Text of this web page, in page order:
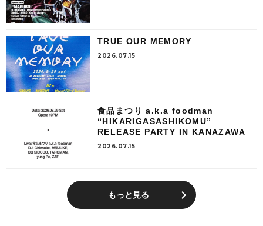
TRUE OUR MEMORY
2026.07.15
食品まつり a.k.a foodman
“HIKARIGASASHIKOMU”
RELEASE PARTY IN KANAZAWA
2026.07.15
もっと見る